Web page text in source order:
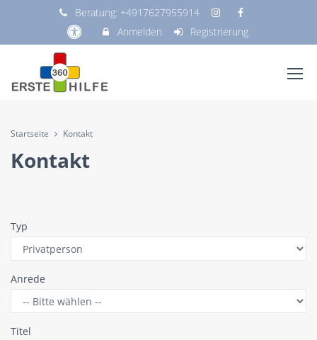
Beratung: +4917627955914
Anmelden
Registrierung
Startseite Kontakt
Kontakt
Typ
Anrede
Titel